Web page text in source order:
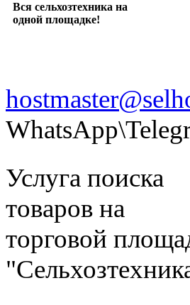
Вся сельхозтехника на
одной площадке!
Услуга поиска
товаров на
торговой